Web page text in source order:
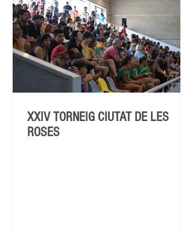
XXIV TORNEIG CIUTAT DE LES
ROSES